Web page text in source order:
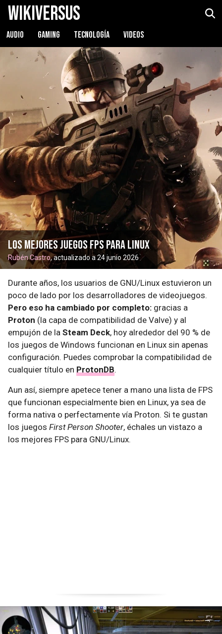
WikiVersus
AUDIO GAMING TECNOLOGÍA VIDEOS
Los mejores juegos FPS para Linux
Rubén Castro, actualizado a 24 junio 2026
Durante años, los usuarios de GNU/Linux estuvieron un
poco de lado por los desarrolladores de videojuegos.
Pero eso ha cambiado por completo: gracias a
Proton (la capa de compatibilidad de Valve) y al
empujón de la Steam Deck, hoy alrededor del 90 % de
los juegos de Windows funcionan en Linux sin apenas
configuración. Puedes comprobar la compatibilidad de
cualquier título en ProtonDB.
Aun así, siempre apetece tener a mano una lista de FPS
que funcionan especialmente bien en Linux, ya sea de
forma nativa o perfectamente vía Proton. Si te gustan
los juegos First Person Shooter, échales un vistazo a
los mejores FPS para GNU/Linux.